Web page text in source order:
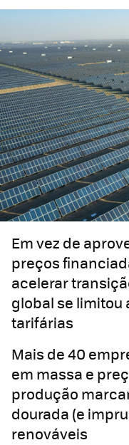
Em vez de
preços
acelerar
global se limitou
tarifárias
Mais de 40
em massa e
produção
dourada (e
renováveis